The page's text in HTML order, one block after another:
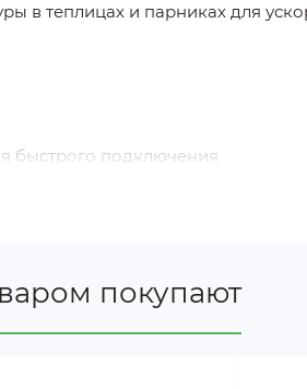
в теплицах и парниках для
быстрого подключения
шланга
нормализации температуры в
покупают